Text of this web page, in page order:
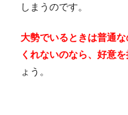
しまうのです。
大勢でいるときは普通
くれないのなら、好意
ょう。